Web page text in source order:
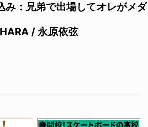
み：兄弟で出場してオレがメダ
/ 永原依弦